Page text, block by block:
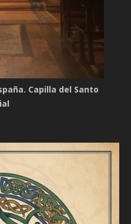
Capilla del Santo